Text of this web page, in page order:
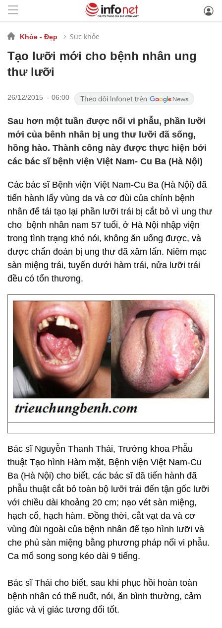
Khỏe - Đẹp Sức khỏe
Tạo lưỡi mới cho bệnh nhân ung
thư lưỡi
26/12/2015 - 06:00
Sau hơn một tuần được nối vi phẫu, phần lưỡi
mới của bênh nhân bị ung thư lưỡi đã sống,
hồng hào. Thành công này được thực hiện bởi
các bác sĩ bệnh viện Việt Nam- Cu Ba (Hà Nội)
Các bác sĩ Bệnh viện Việt Nam-Cu Ba (Hà Nội) đã
tiến hành lấy vùng da và cơ đùi của chính bệnh
nhân để tái tạo lại phần lưỡi trái bị cắt bỏ vì ung thư
cho bệnh nhân nam 57 tuổi, ở Hà Nội nhập viện
trong tình trạng khó nói, không ăn uống được, và
được chẩn đoán bị ung thư đã xâm lấn. Niêm mạc
sàn miệng trái, tuyến dưới hàm trái, nửa lưỡi trái
đều có tổn thương.
Bác sĩ Nguyễn Thanh Thái, Trưởng khoa Phẫu
thuật Tạo hình Hàm mặt, Bệnh viện Việt Nam-Cu
Ba (Hà Nội) cho biết, các bác sĩ đã tiến hành đã
phẫu thuật cắt bỏ toàn bộ lưỡi trái đến tận gốc lưỡi
với chiều dài khoảng 20 cm; nạo vét sàn miệng,
hạch cổ, hạch hàm. Đồng thời, cắt vạt da và cơ
vùng đùi ngoài của bệnh nhân để tạo hình lưỡi và
che phủ sàn miệng bằng phương pháp nối vi phẫu.
Ca mổ song song kéo dài 9 tiếng.
Bác sĩ Thái cho biết, sau khi phục hồi hoàn toàn
bệnh nhân có thể nuốt, nói, ăn bình thường, cảm
giác và vị giác tương đối tốt.